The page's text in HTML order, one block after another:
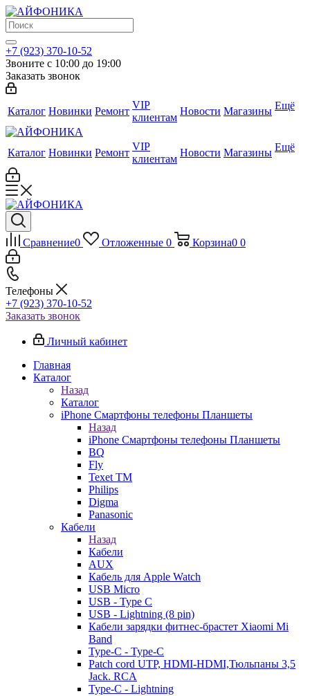
+7 (923) 370-10-52
Звоните с 10:00 до 19:00
Заказать звонок
Каталог Новинки Ремонт
VIP
клиентам
Новости Магазины Ещё
Каталог Новинки Ремонт
VIP
клиентам
Новости Магазины Ещё
Сравнение0 Отложенные 0 Корзина0 0
Телефоны
+7 (923) 370-10-52
Заказать звонок
Личный кабинет
Главная
Каталог
Назад
Каталог
iPhone Смартфоны телефоны Планшеты
Назад
iPhone Смартфоны телефоны Планшеты
BQ
Fly
Texet TM
Philips
Digma
Panasonic
Кабели
Назад
Кабели
AUX
Кабель для Apple Watch
USB Micro
USB - Type C
USB - Lightning (8 pin)
Кабели зарядки фитнес-брастет Xiaomi Mi
Band
Type-C - Type-C
Patch cord UTP, HDMI-HDMI,Тюльпаны 3,5
Jack. RCA
Type-C - Lightning